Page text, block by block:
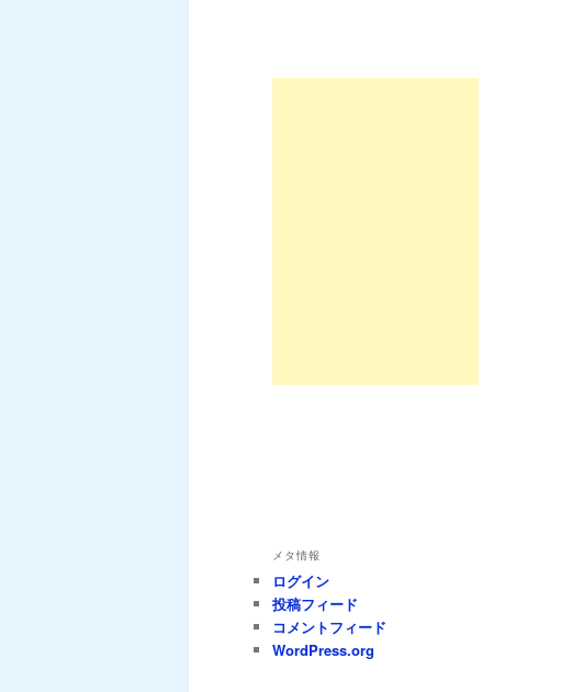
メタ情報
ログイン
投稿フィード
コメントフィード
WordPress.org